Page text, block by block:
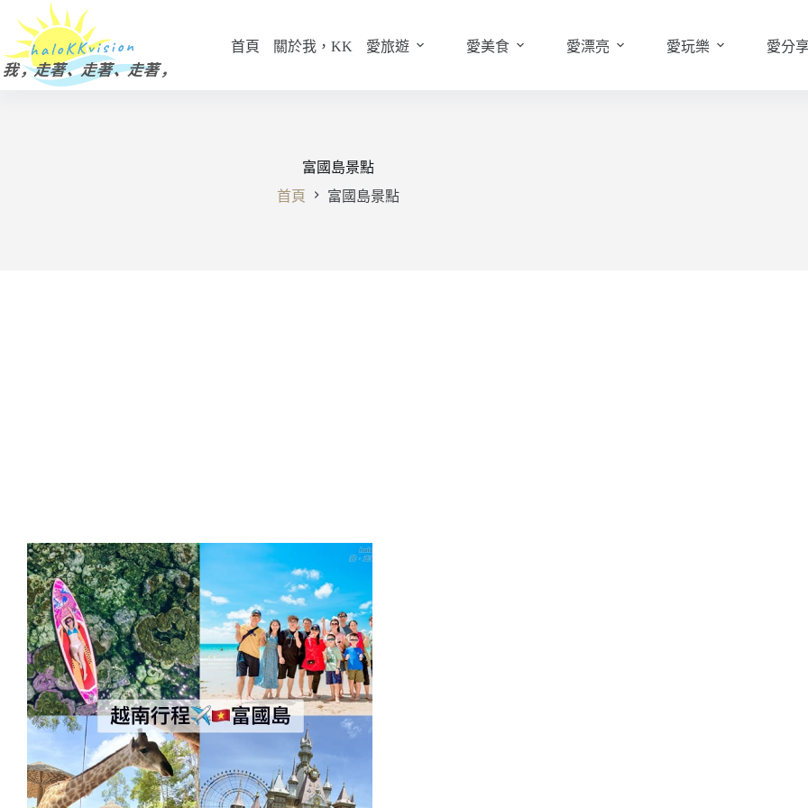
主
要
首頁 關於我，KK 愛旅遊 愛美食 愛漂亮 愛玩樂 愛分
富國島景點
首頁
富國島景點